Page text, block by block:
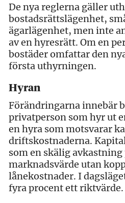
De nya reglerna gäller
bostadsrättslägenhet,
ägarlägenhet, men inte
av en hyresrätt. Om en
bostäder omfattar den
första uthyrningen.
Hyran
Förändringarna innebär
privatperson som hyr ut
en hyra som motsvarar
driftskostnaderna.
som en skälig avkastning
marknadsvärde utan
lånekostnader. I
fyra procent ett riktvärde.